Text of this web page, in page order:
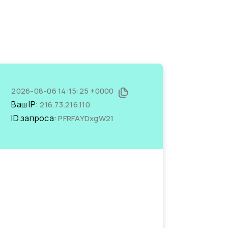
2026-08-06 14:15:25 +0000
Ваш IP:216.73.216.110
ID запроса:PFRFAYDxgW21